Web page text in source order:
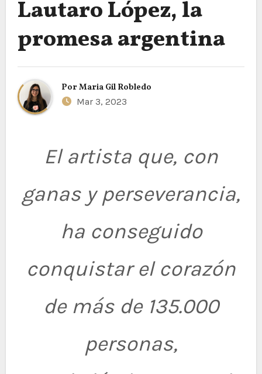
Lautaro López, la
promesa argentina
Por Maria Gil Robledo
Mar 3, 2023
El artista que, con
ganas y perseverancia,
ha conseguido
conquistar el corazón
de más de 135.000
personas,